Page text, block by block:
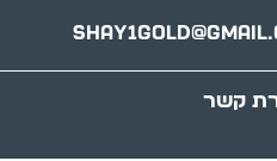
קשר